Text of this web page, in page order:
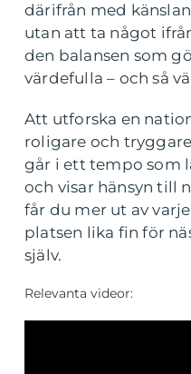
därifrån med
utan att ta något
den balansen som
värdefulla – och så
Att utforska en
roligare och
går i ett tempo som
och visar hänsyn till
får du mer ut av
platsen lika fin för
själv.
Relevanta videor: